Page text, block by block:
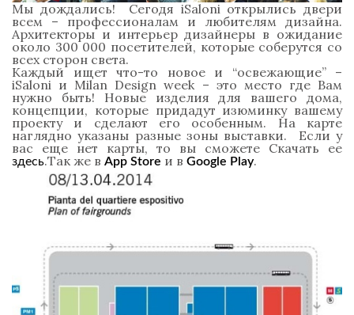
Мы дождались! Сегодя iSaloni открылись двери
всем – профессионалам и любителям дизайна.
Архитекторы и интерьер дизайнеры в ожидание
около 300 000 посетителей, которые соберутся со
всех сторон света.
Каждый ищет что-то новое и “освежающие” –
iSaloni и Milan Design week – это место где Вам
нужно быть! Новые изделия для вашего дома,
концепции, которые придадут изюминку вашему
проекту и сделают его особенным. На карте
наглядно указаны разные зоны выставки. Если у
вас еще нет карты, то вы сможете Скачать ее
здесь.Так же в App Store и в Google Play.